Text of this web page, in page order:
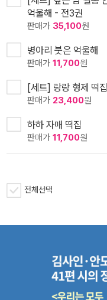
억울해 - 전3권
판매가 35,100원
병아리 붓은 억울해
판매가 11,700원
[세트] 랑랑 형제 떡
판매가 23,400원
하하 자매 떡집
판매가 11,700원
전체선택